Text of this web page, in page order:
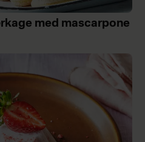
med mascarpone